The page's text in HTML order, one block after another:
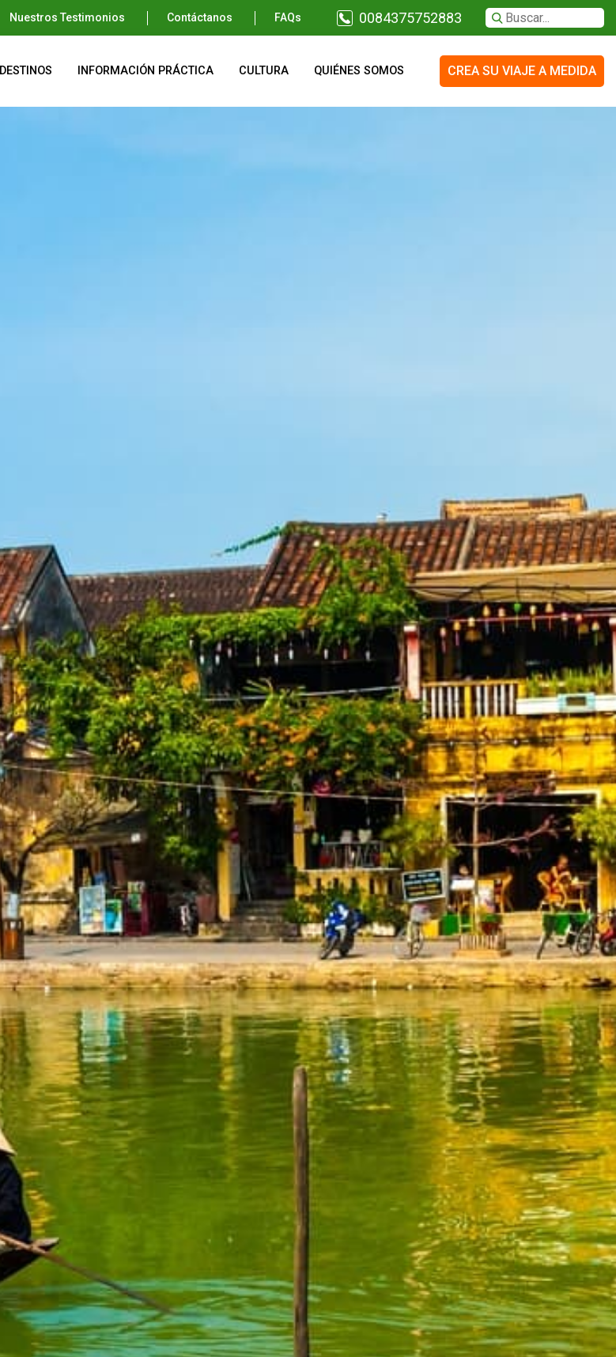
Nuestros Testimonios Contáctanos FAQs 0084375752883
DESTINOS INFORMACIÓN PRÁCTICA CULTURA QUIÉNES SOMOS CREA SU VIAJE A MEDIDA